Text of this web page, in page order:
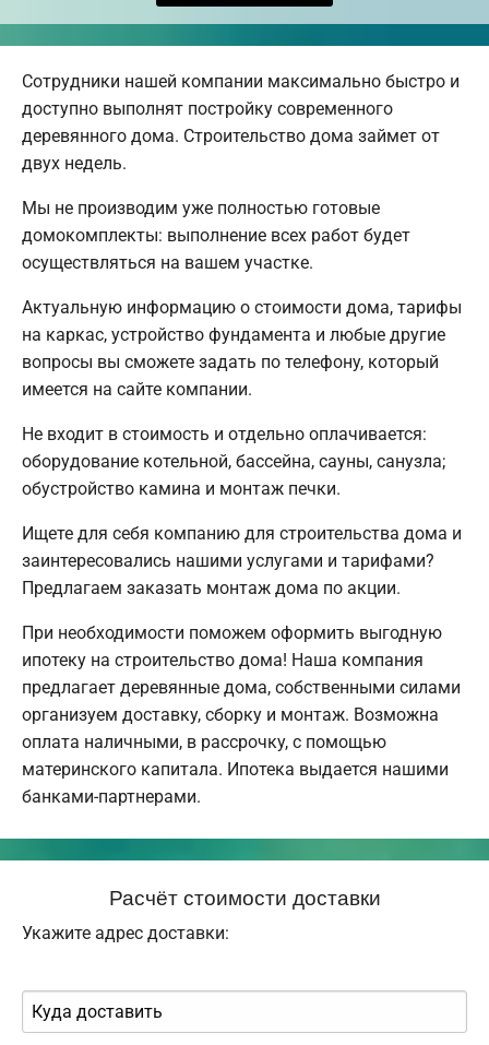
Сотрудники нашей компании максимально быстро и
доступно выполнят постройку современного
деревянного дома. Строительство дома займет от
двух недель.
Мы не производим уже полностью готовые
домокомплекты: выполнение всех работ будет
осуществляться на вашем участке.
Актуальную информацию о стоимости дома, тарифы
на каркас, устройство фундамента и любые другие
вопросы вы сможете задать по телефону, который
имеется на сайте компании.
Не входит в стоимость и отдельно оплачивается:
оборудование котельной, бассейна, сауны, санузла;
обустройство камина и монтаж печки.
Ищете для себя компанию для строительства дома и
заинтересовались нашими услугами и тарифами?
Предлагаем заказать монтаж дома по акции.
При необходимости поможем оформить выгодную
ипотеку на строительство дома! Наша компания
предлагает деревянные дома, собственными силами
организуем доставку, сборку и монтаж. Возможна
оплата наличными, в рассрочку, с помощью
материнского капитала. Ипотека выдается нашими
банками-партнерами.
Расчёт стоимости доставки
Укажите адрес доставки: